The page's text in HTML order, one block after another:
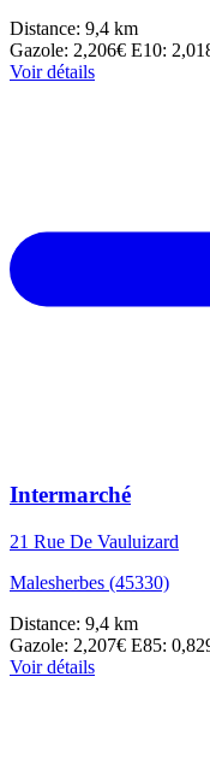
Distance: 9,4 km
Gazole: 2,206€ E10:
Voir détails
Intermarché
21 Rue De Vauluizard
Malesherbes (45330)
Distance: 9,4 km
Gazole: 2,207€ E85:
Voir détails